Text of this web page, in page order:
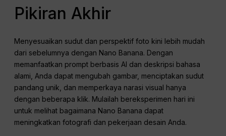
Pikiran Akhir
Menyesuaikan sudut dan perspektif foto kini lebih mudah
dari sebelumnya dengan Nano Banana. Dengan
memanfaatkan prompt berbasis AI dan deskripsi bahasa
alami, Anda dapat mengubah gambar, menciptakan sudut
pandang unik, dan memperkaya narasi visual hanya
dengan beberapa klik. Mulailah bereksperimen hari ini
untuk melihat bagaimana Nano Banana dapat
meningkatkan fotografi dan pekerjaan desain Anda.